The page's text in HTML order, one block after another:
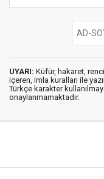
UYARI: Küfür, hakaret,
içeren, imla kuralları ile
Türkçe karakter
onaylanmamaktadır.